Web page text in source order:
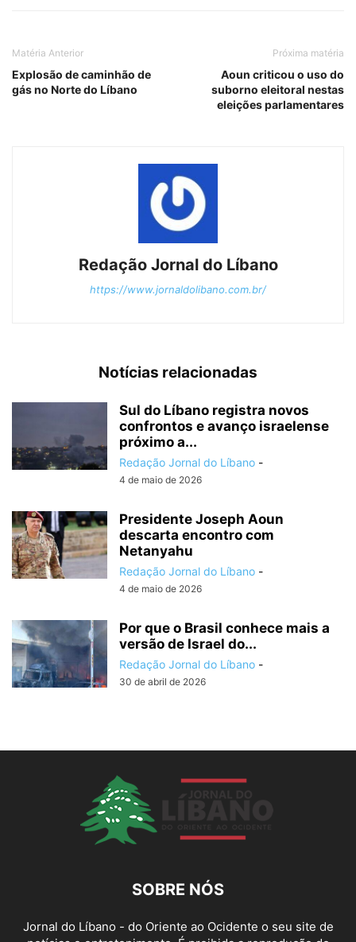
Matéria Anterior
Explosão de caminhão de
gás no Norte do Líbano
Próxima matéria
Aoun criticou o uso do
suborno eleitoral nestas
eleições parlamentares
Redação Jornal do Líbano
https://www.jornaldolibano.com.br/
Notícias relacionadas
Sul do Líbano registra novos
confrontos e avanço israelense
próximo a...
Redação Jornal do Líbano -
4 de maio de 2026
Presidente Joseph Aoun
descarta encontro com
Netanyahu
Redação Jornal do Líbano -
4 de maio de 2026
Por que o Brasil conhece mais a
versão de Israel do...
Redação Jornal do Líbano -
30 de abril de 2026
SOBRE NÓS
Jornal do Líbano - do Oriente ao Ocidente o seu site de